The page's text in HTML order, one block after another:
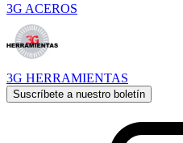
3G ACEROS
3G HERRAMIENTAS
Suscríbete a nuestro boletín